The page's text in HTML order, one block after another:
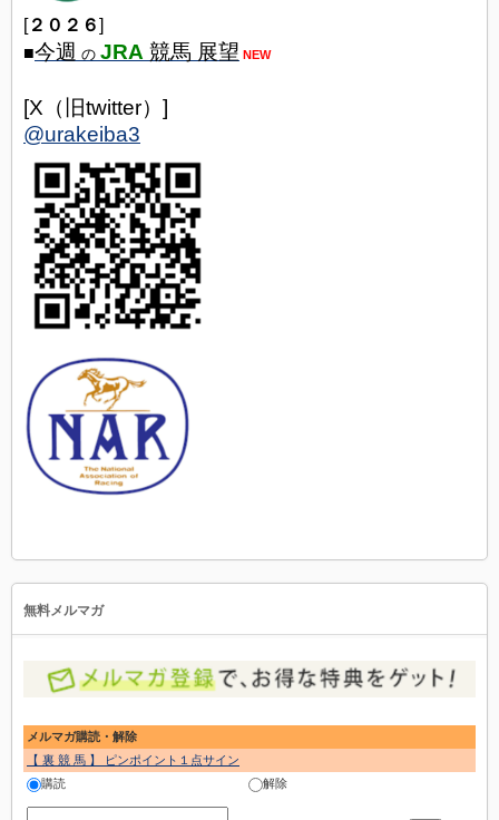
[２０２６]
■今週 の JRA 競馬 展望 NEW
[X（旧twitter）]
@urakeiba3
無料メルマガ
メルマガ購読・解除
【 裏 競 馬 】 ピンポイント１点サイン
購読
解除